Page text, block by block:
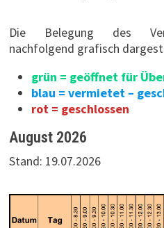
Die Belegung des
nachfolgend grafisch
grün = geöffnet für
blau = vermietet –
rot = geschlossen
August 2026
Stand: 19.07.2026